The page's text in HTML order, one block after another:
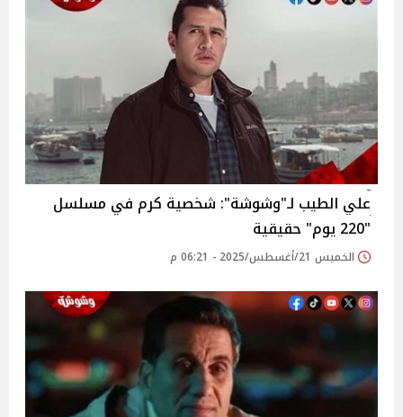
علي الطيب لـ"وشوشة": شخصية كرم في مسلسل
"220 يوم"‎ حقيقية
الخميس 21/أغسطس/2025 - 06:21 م